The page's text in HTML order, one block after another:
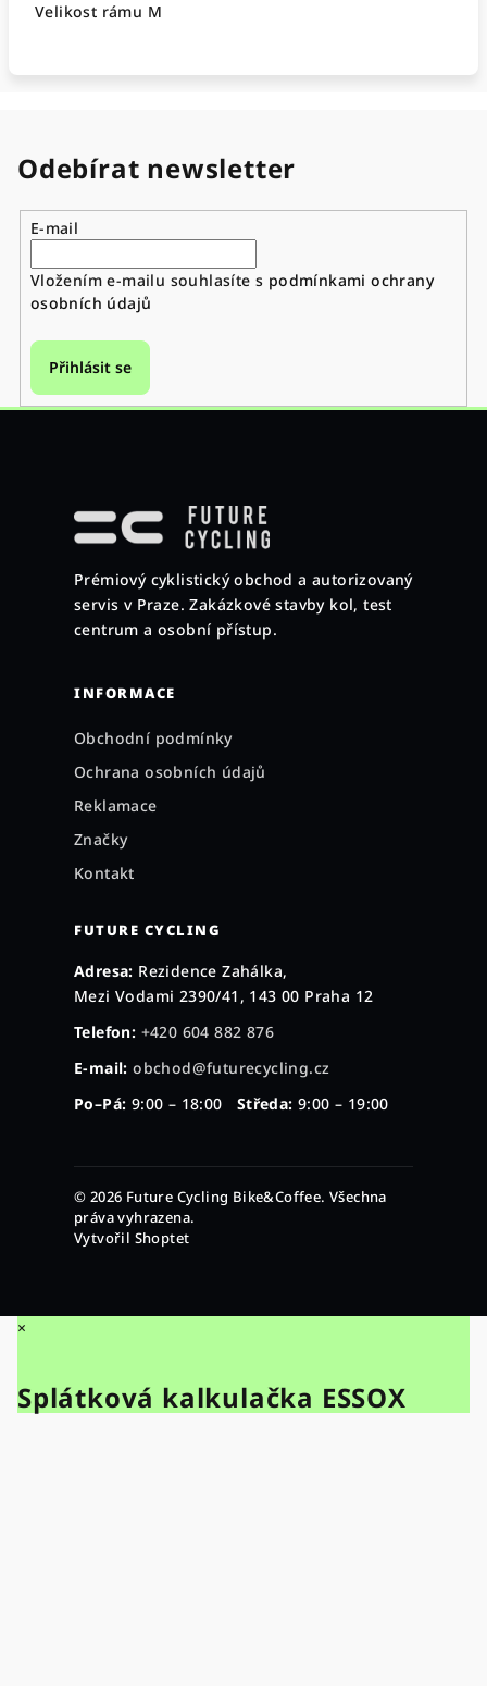
Velikost rámu M
Odebírat newsletter
E-mail
Vložením e-mailu souhlasíte s podmínkami ochrany
osobních údajů
Přihlásit se
Prémiový cyklistický obchod a autorizovaný
servis v Praze. Zakázkové stavby kol, test
centrum a osobní přístup.
INFORMACE
Obchodní podmínky
Ochrana osobních údajů
Reklamace
Značky
Kontakt
FUTURE CYCLING
Adresa: Rezidence Zahálka,
Mezi Vodami 2390/41, 143 00 Praha 12
Telefon: +420 604 882 876
E-mail: obchod@futurecycling.cz
Po–Pá: 9:00 – 18:00 Středa: 9:00 – 19:00
© 2026 Future Cycling Bike&Coffee. Všechna
práva vyhrazena.
Vytvořil Shoptet
×
Splátková kalkulačka ESSOX